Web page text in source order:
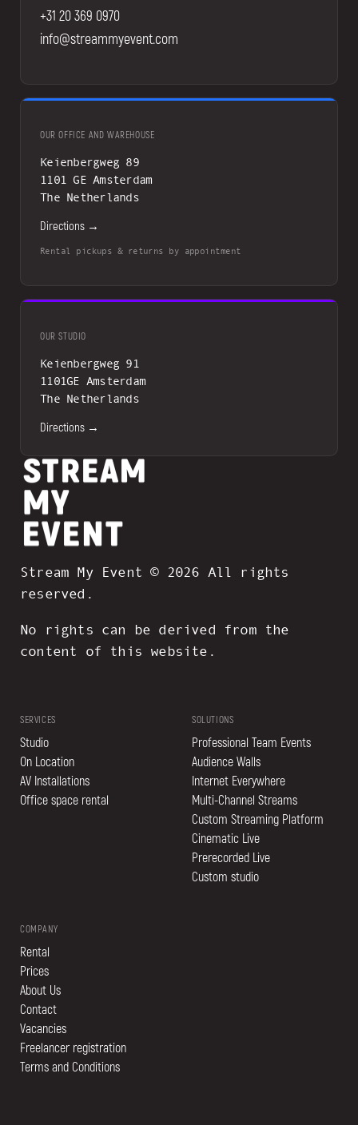
+31 20 369 0970
info@streammyevent.com
OUR OFFICE AND WAREHOUSE
Keienbergweg 89
1101 GE Amsterdam
The Netherlands
Directions →
Rental pickups & returns by appointment
OUR STUDIO
Keienbergweg 91
1101GE Amsterdam
The Netherlands
Directions →
Stream My Event © 2026 All rights
reserved.
No rights can be derived from the
content of this website.
SERVICES
Studio
On Location
AV Installations
Office space rental
SOLUTIONS
Professional Team Events
Audience Walls
Internet Everywhere
Multi-Channel Streams
Custom Streaming Platform
Cinematic Live
Prerecorded Live
Custom studio
COMPANY
Rental
Prices
About Us
Contact
Vacancies
Freelancer registration
Terms and Conditions